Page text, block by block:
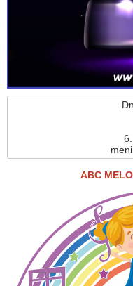
ABC